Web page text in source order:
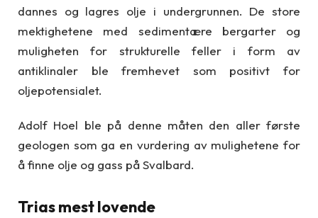
dannes og lagres olje i undergrunnen. De store
mektighetene med sedimentære bergarter og
muligheten for strukturelle feller i form av
antiklinaler ble fremhevet som positivt for
oljepotensialet.
Adolf Hoel ble på denne måten den aller første
geologen som ga en vurdering av mulighetene for
å finne olje og gass på Svalbard.
Trias mest lovende